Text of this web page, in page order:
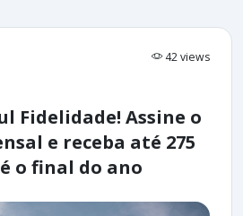
42 views
Fidelidade! Assine o
e receba até 275
o final do ano